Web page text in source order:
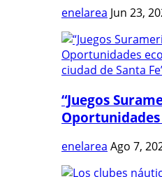
enelarea Jun 23,
“Juegos
enelarea Ago 7,